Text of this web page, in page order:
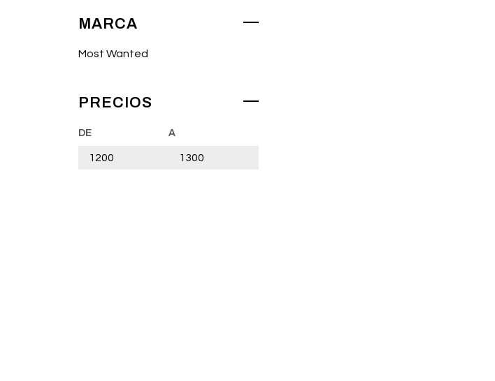
MARCA
Most Wanted
PRECIOS
DE A